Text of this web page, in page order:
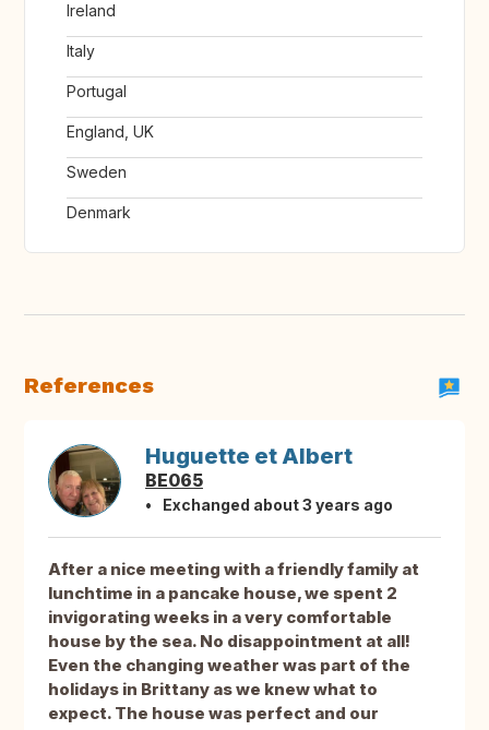
Ireland
Italy
Portugal
England, UK
Sweden
Denmark
References
Huguette et Albert
BE065
Exchanged about 3 years ago
After a nice meeting with a friendly family at
lunchtime in a pancake house, we spent 2
invigorating weeks in a very comfortable
house by the sea. No disappointment at all!
Even the changing weather was part of the
holidays in Brittany as we knew what to
expect. The house was perfect and our